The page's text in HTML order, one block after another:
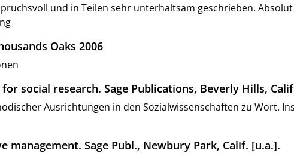
und in Teilen sehr unterhaltsam geschrieben.
Oaks 2006
social research. Sage Publications, Beverly Hills,
Ausrichtungen in den Sozialwissenschaften zu Wort.
Sage Publ., Newbury Park, Calif. [u.a.].